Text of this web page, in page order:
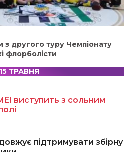
з другого туру Чемпіонату
флорболісти
15 ТРАВНЯ
виступить з сольним
підтримувати збірну